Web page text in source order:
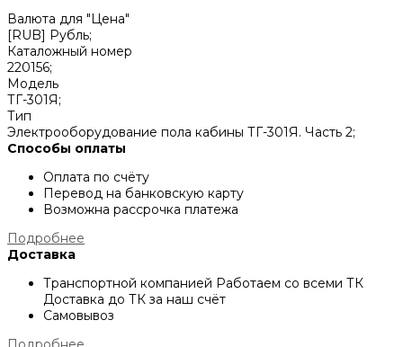
Валюта для "Цена"
[RUB] Рубль;
Каталожный номер
220156;
Модель
ТГ-301Я;
Тип
Электрооборудование пола кабины ТГ-301Я. Часть 2;
Способы оплаты
Оплата по счёту
Перевод на банковскую карту
Возможна рассрочка платежа
Подробнее
Доставка
Транспортной компанией Работаем со всеми ТК
Доставка до ТК за наш счёт
Самовывоз